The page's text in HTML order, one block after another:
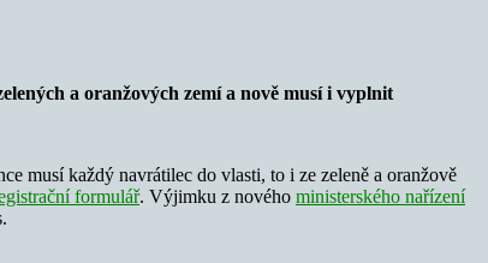
a oranžových zemí a nově musí i vyplnit
musí každý navrátilec do vlasti, to i ze zeleně a oranžově
formulář. Výjimku z nového ministerského nařízení